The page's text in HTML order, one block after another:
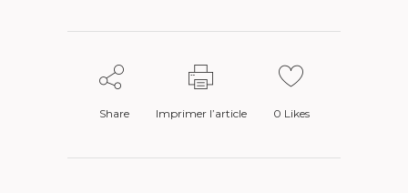
Share Imprimer l’article 0 Likes